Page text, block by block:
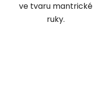
ve tvaru mantrické
ruky.